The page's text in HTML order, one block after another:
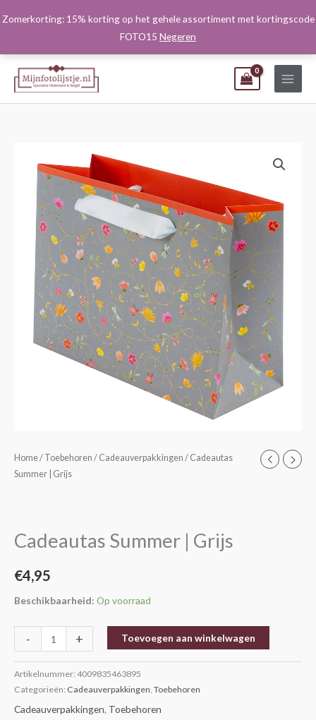
Zomerkorting: 15% korting op het gehele assortiment met kortingscode
FOTO15 Negeren
naar
Home/ Toebehoren / Cadeauverpakkingen / Cadeautas
Summer | Grijs
Cadeautas Summer | Grijs
€4,95
Beschikbaarheid: Op voorraad
-
Cadeautas
Summer
+ Toevoegen aan winkelwagen
Artikelnummer: 4009835463895
Categorieën: Cadeauverpakkingen Toebehoren
Cadeauverpakkingen, Toebehoren